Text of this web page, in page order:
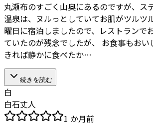
丸瀬布のすごく山奥にあるのですが、ス
温泉は、ヌルっとしていてお肌がツルツ
曜日に宿泊しましたので、レストランで
ていたのが残念でしたが、 お食事もおい
きれば静かに食べたか…
続きを読む
白
白石丈人
1 か月前